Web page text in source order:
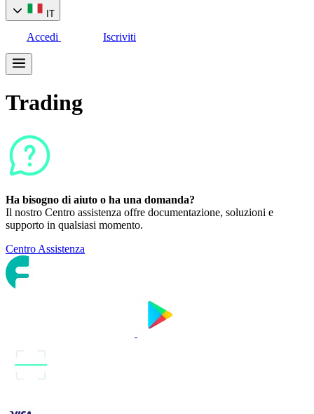
IT
Accedi Iscriviti
Trading
Ha bisogno di aiuto o ha una domanda?
Il nostro Centro assistenza offre documentazione, soluzioni e
supporto in qualsiasi momento.
Centro Assistenza